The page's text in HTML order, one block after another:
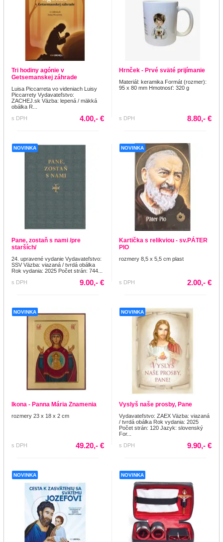
Tri hodiny agónie v
Getsemanskej záhrade
Luisa Piccarreta vo videniach Luisy
Piccarrety Vydavateľstvo:
ZACHEJ.sk Väzba: lepená / mäkká
obálka R...
s DPH
4.00,- €
Hrnček - Prvé sväté prijímanie
Materiál: keramika Formát (rozmer):
95 x 80 mm Hmotnosť: 320 g
s DPH 8.80,- €
NOVINKA
Pane, zostaň s nami /pre
starších/
24. upravené vydanie Vydavateľstvo:
SSV Väzba: viazaná / tvrdá obálka
Rok vydania: 2025 Počet strán: 744...
s DPH
9.00,- €
NOVINKA
Kartička s relikviou - sv.PÁTER
PIO
rozmery 8,5 x 5,5 cm plast
s DPH 2.00,- €
NOVINKA
Ikona - Panna Mária Znamenia
rozmery 23 x 18 x 2 cm
s DPH 49.20,- €
NOVINKA
Vyslyš naše prosby, Pane
Vydavateľstvo: ZAEX Väzba: viazaná
/ tvrdá obálka Rok vydania: 2025
Počet strán: 120 Jazyk: slovenský
For...
s DPH
9.90,- €
NOVINKA NOVINKA